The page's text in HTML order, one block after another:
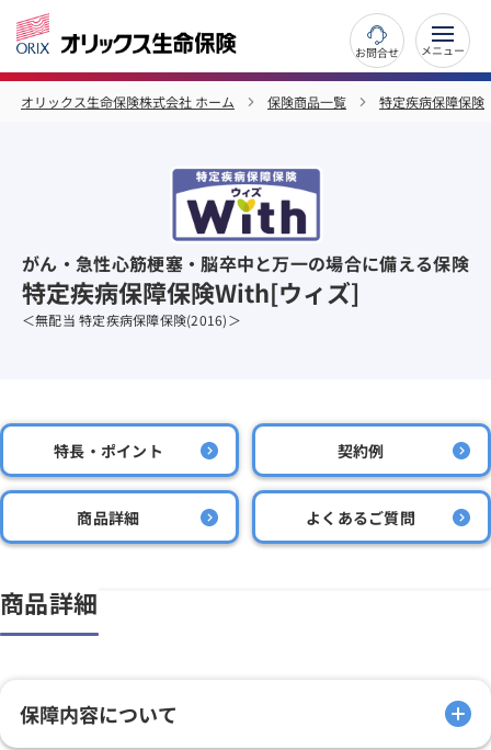
お問合せ
オリックス生命保険株式会社 ホーム 保険商品一覧 特定疾病保障保険
がん・急性心筋梗塞・脳卒中と万一の場合に備える保険
特定疾病保障保険With[ウィズ]
＜無配当 特定疾病保障保険(2016)＞
特長・ポイント 契約例
商品詳細 よくあるご質問
商品詳細
保障内容について